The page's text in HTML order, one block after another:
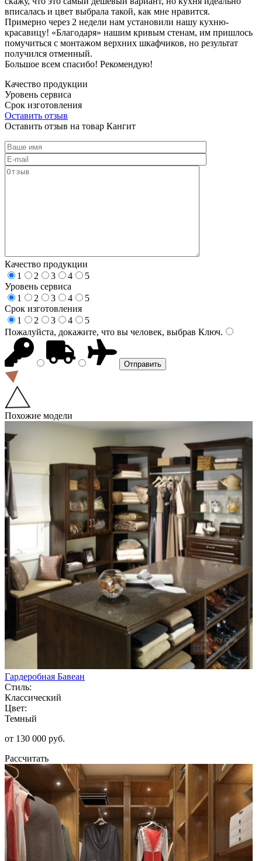
вписалась и цвет выбрала такой, как мне нравится.
Примерно через 2 недели нам установили нашу кухню-
красавицу! «Благодаря» нашим кривым стенам, им пришлось
помучиться с монтажом верхних шкафчиков, но результат
получился отменный.
Большое всем спасибо! Рекомендую!
Качество продукции
Уровень сервиса
Срок изготовления
Оставить отзыв
Оставить отзыв на товар Кангит
Качество продукции
1
2 3 4
5
Уровень сервиса
1
2 3 4
5
Срок изготовления
1
2 3 4
5
Пожалуйста, докажите, что вы человек, выбрав Ключ.
Похожие модели
Гардеробная Бавеан
Стиль:
Классический
Цвет:
Темный
от 130 000 руб.
Рассчитать